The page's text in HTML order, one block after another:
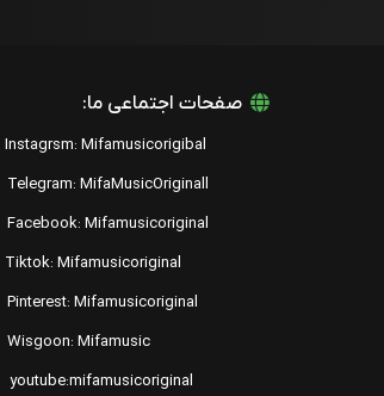
صفحات اجتماعی ما:
Instagrsm: Mifamusicorigibal
Telegram: MifaMusicOriginall
Facebook: Mifamusicoriginal
Tiktok: Mifamusicoriginal
Pinterest: Mifamusicoriginal
Wisgoon: Mifamusic
youtube:mifamusicoriginal